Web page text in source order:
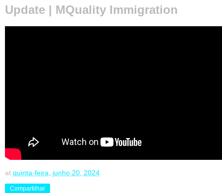
Update | MQuality Immigration
at quinta-feira, junho 20, 2024
Compartilhar